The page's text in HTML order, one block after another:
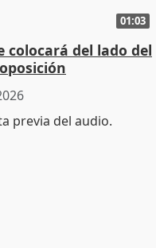
01:03
colocará del lado del